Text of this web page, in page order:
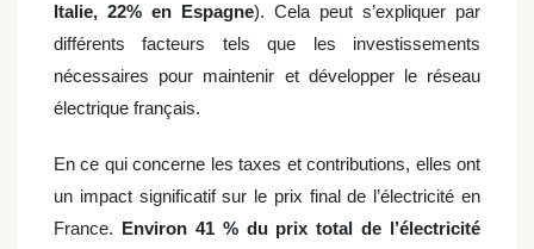
Italie, 22% en Espagne). Cela peut s’expliquer par
différents facteurs tels que les investissements
nécessaires pour maintenir et développer le réseau
électrique français.
En ce qui concerne les taxes et contributions, elles ont
un impact significatif sur le prix final de l’électricité en
France. Environ 41 % du prix total de l’électricité